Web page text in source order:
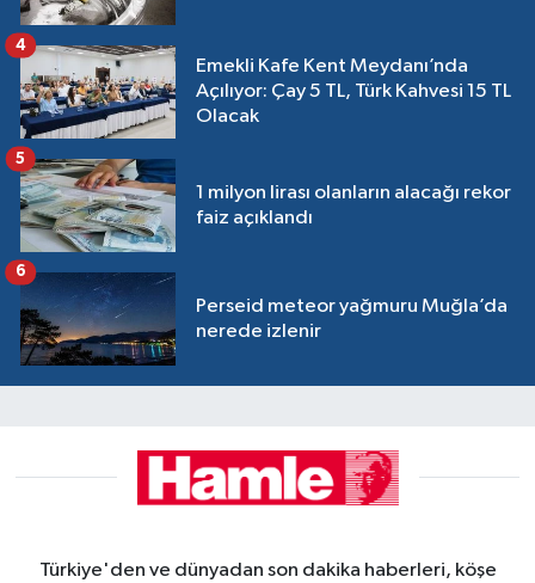
Emekli Kafe Kent Meydanı’nda
Açılıyor: Çay 5 TL, Türk Kahvesi 15 TL
Olacak
4
1 milyon lirası olanların alacağı rekor
faiz açıklandı
5
Perseid meteor yağmuru Muğla’da
nerede izlenir
6
Türkiye'den ve dünyadan son dakika haberleri, köşe